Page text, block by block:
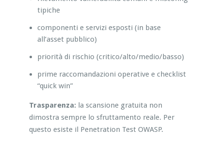
tipiche
componenti e servizi esposti (in base
all’asset pubblico)
priorità di rischio (critico/alto/medio/basso)
prime raccomandazioni operative e checklist
“quick win”
Trasparenza: la scansione gratuita non
dimostra sempre lo sfruttamento reale. Per
questo esiste il Penetration Test OWASP.